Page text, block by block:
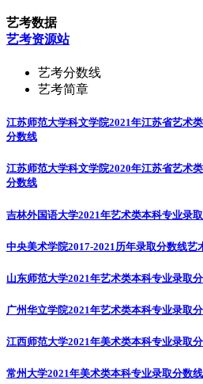
艺考数据
艺考资源站
艺考分数线
艺考简章
江苏师范大学科文学院2021年江苏省艺术
分数线
江苏师范大学科文学院2020年江苏省艺术
分数线
吉林外国语大学2021年艺术类本科专业录
中央美术学院2017-2021历年录取分数线艺
山东师范大学2021年艺术类本科专业录取
广州华立学院2021年艺术类本科专业录取
江西师范大学2021年美术类本科专业录取
常州大学2021年美术类本科专业录取分数线